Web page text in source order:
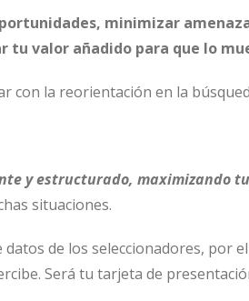
minimizar
tu valor añadido para que lo
con la reorientación en la
y estructurado, maximizando
situaciones.
datos de los seleccionadores, por
Será tu tarjeta de